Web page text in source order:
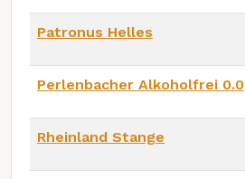
Patronus Helles
Perlenbacher Alkoholfrei 0.0
Rheinland Stange